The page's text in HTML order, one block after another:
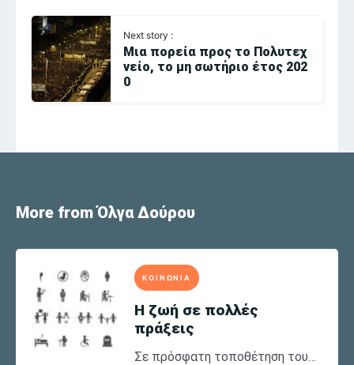
Next story :
Mια πορεία προς το Πολυτεχ
νείο, το μη σωτήριο έτος 202
0
More from Όλγα Δούρου
ΚΟΙΝΩΝΙΑ
Η ζωή σε πολλές
πράξεις
Σε πρόσφατη τοποθέτηση του